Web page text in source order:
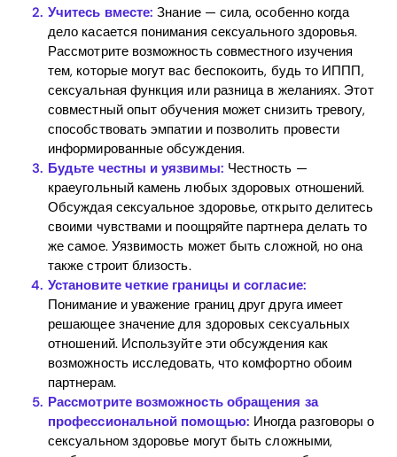
Download
Учитесь вместе: Знание — сила, особенно когда
дело касается понимания сексуального здоровья.
Рассмотрите возможность совместного изучения
тем, которые могут вас беспокоить, будь то ИППП,
сексуальная функция или разница в желаниях. Этот
совместный опыт обучения может снизить тревогу,
способствовать эмпатии и позволить провести
информированные обсуждения.
Будьте честны и уязвимы: Честность —
краеугольный камень любых здоровых отношений.
Обсуждая сексуальное здоровье, открыто делитесь
своими чувствами и поощряйте партнера делать то
же самое. Уязвимость может быть сложной, но она
также строит близость.
Установите четкие границы и согласие:
Понимание и уважение границ друг друга имеет
решающее значение для здоровых сексуальных
отношений. Используйте эти обсуждения как
возможность исследовать, что комфортно обоим
партнерам.
Рассмотрите возможность обращения за
профессиональной помощью: Иногда разговоры о
сексуальном здоровье могут быть сложными,